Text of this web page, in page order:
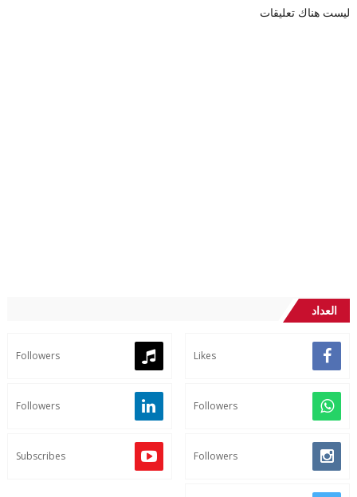
ليست هناك تعليقات
العداد
Likes
Followers
Followers
Followers
Followers
Subscribes